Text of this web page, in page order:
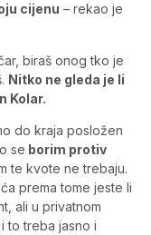
cijenu – rekao je
biraš onog tko je
Nitko ne gleda je li
Kolar.
do kraja posložen
se borim protiv
te kvote ne trebaju.
prema tome jeste li
ali u privatnom
to treba jasno i